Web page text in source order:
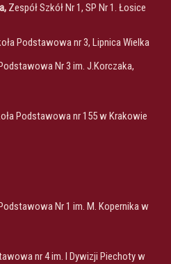
Zespół Szkół Nr 1, SP Nr 1. Łosice
Podstawowa nr 3, Lipnica Wielka
Nr 3 im. J.Korczaka,
Podstawowa nr 155 w Krakowie
Nr 1 im. M. Kopernika w
nr 4 im. I Dywizji Piechoty w